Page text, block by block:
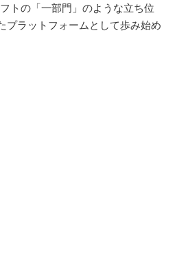
トの「一部門」のような立ち位
プラットフォームとして歩み始め